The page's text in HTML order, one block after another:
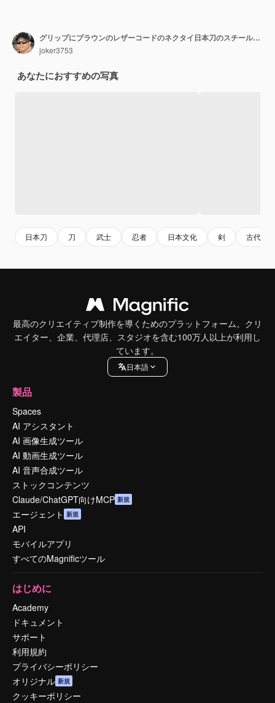
グリップにブラウンのレザーコードのネクタイ日本刀のスチールフィッティングと黒の鞘
joker3753
あなたにおすすめの写真
日本刀 刀 武士 忍者 日本文化 剣 古代
最高のクリエイティブ制作を導くためのプラットフォーム。クリ
エイター、企業、代理店、スタジオを含む100万人以上が利用し
ています。
日本語
製品
Spaces
AI アシスタント
AI 画像生成ツール
AI 動画生成ツール
AI 音声合成ツール
ストックコンテンツ
Claude/ChatGPT向けMCP 新規
エージェント 新規
API
モバイルアプリ
すべてのMagnificツール
はじめに
Academy
ドキュメント
サポート
利用規約
プライバシーポリシー
オリジナル 新規
クッキーポリシー